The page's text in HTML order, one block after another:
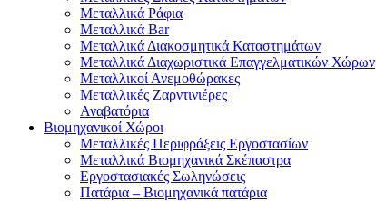
Μεταλλικά Ράφια
Μεταλλικά Bar
Μεταλλικά Διακοσμητικά Καταστημάτων
Μεταλλικά Διαχωριστικά Επαγγελματικών Χώρων
Μεταλλικοί Ανεμοθώρακες
Μεταλλικές Ζαρντινιέρες
Αναβατόρια
Βιομηχανικοί Χώροι
Μεταλλικές Περιφράξεις Εργοστασίων
Μεταλλικά Βιομηχανικά Σκέπαστρα
Εργοστασιακές Σωληνώσεις
Πατάρια – Βιομηχανικά πατάρια